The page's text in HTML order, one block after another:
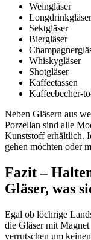
Weingläser
Longdrinkgläser
Sektgläser
Biergläser
Whiskygläser
Shotgläser
Kaffeetassen
Kaffeebecher-
Neben Gläsern aus
Porzellan sind alle
Kunststoff erhältlich.
gehen möchten oder
Fazit –
Gläser, was
Egal ob löchrige
die Gläser mit
verrutschen um